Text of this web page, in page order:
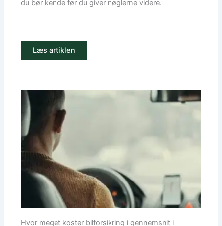
du bør kende før du giver nøglerne videre.
Læs artiklen
Hvor meget koster bilforsikring i gennemsnit i